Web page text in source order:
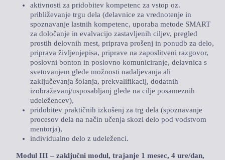
aktivnosti za pridobitev kompetenc za vstop oz.
približevanje trgu dela (delavnice za vrednotenje in
spoznavanje lastnih kompetenc, uporaba metode SMART
za določanje in evalvacijo zastavljenih ciljev, pregled
prostih delovnih mest, priprava prošenj in ponudb za delo,
priprava življenjepisa, priprave na zaposlitveni razgovor,
poslovni bonton in poslovno komuniciranje, delavnica s
svetovanjem glede možnosti nadaljevanja ali
zaključevanja šolanja, prekvalifikacij, dodatnih
izobraževanj/usposabljanj glede na cilje posameznih
udeležencev),
pridobitev praktičnih izkušenj za trg dela (spoznavanje
procesov dela na način učenja skozi delo pod vodstvom
mentorja),
individualno delo z udeleženci.
Modul III – zaključni modul, trajanje 1 mesec, 4 ure/dan,